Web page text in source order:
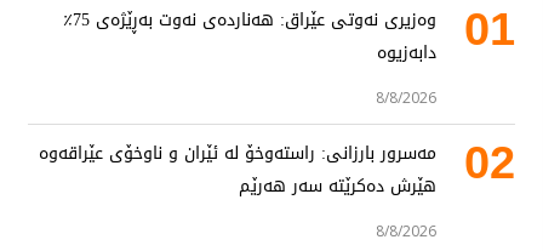
01
وەزیری نەوتی عێراق: هەناردەی نەوت بەڕێژەی 75٪
دابەزیوە
8/8/2026
02
مەسرور بارزانی: راستەوخۆ لە ئێران و ناوخۆی عێراقەوە
هێرش دەکرێتە سەر هەرێم
8/8/2026